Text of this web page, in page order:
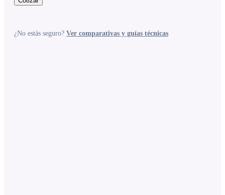
¿No estás seguro? Ver comparativas y guías técnicas